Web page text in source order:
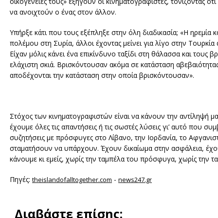
να ανοιχτούν ο ένας στον άλλον.
Υπήρξε κάτι που τους εξέπληξε στην όλη διαδικασία; «Η
πολέμου στη Συρία, άλλοι έχοντας μείνει για λίγο στην
Είχαν μόλις κάνει ένα επικίνδυνο ταξίδι στη θάλασσα και
ελάχιστη σκιά. Βρισκόντουσαν ακόμα σε κατάσταση
αποδέχονται την κατάσταση στην οποία βρισκόντουσαν».
Στόχος των κινηματογραφιστών είναι να κάνουν την αντίληψή
έχουμε όλες τις απαντήσεις ή τις σωστές λύσεις γι’ αυτό που
συζητήσεις με πρόσφυγες στο Λίβανο, την Ιορδανία, το
σταματήσουν να υπάρχουν. Έχουν δικαίωμα στην ασφάλεια,
κάνουμε κι εμείς, χωρίς την ταμπέλα του πρόσφυγα, χωρίς την
Πηγές: theislandofalltogether.com - news247.gr
Διαβάστε επίσης: